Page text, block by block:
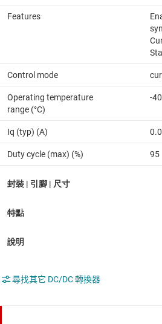
Features
Control mode
Operating temperature
range (°C)
-
Iq (typ) (A)
Duty cycle (max) (%) 95
尋找其它 DC/DC 轉換器